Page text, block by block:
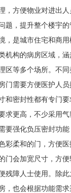
，方便物业对进出
题，提升整个楼宇
，是城市住宅和商用
机构的病房区域，
区等多个场所。不
门需要方便医护人
和密封性都有专门
求更高，不少采用
要强化负压密封功能
彩柔和的门，方便
门会加宽尺寸，方便
残障人士使用。除
，也会根据功能需